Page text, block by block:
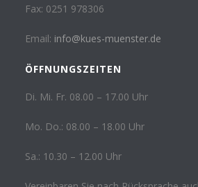
Fax: 0251 978306
Email: info@kues-muenster.de
ÖFFNUNGSZEITEN
Di. Mi. Fr. 08.00 – 17.00 Uhr
Mo. Do.: 08.00 – 18.00 Uhr
Sa.: 10.30 – 12.00 Uhr